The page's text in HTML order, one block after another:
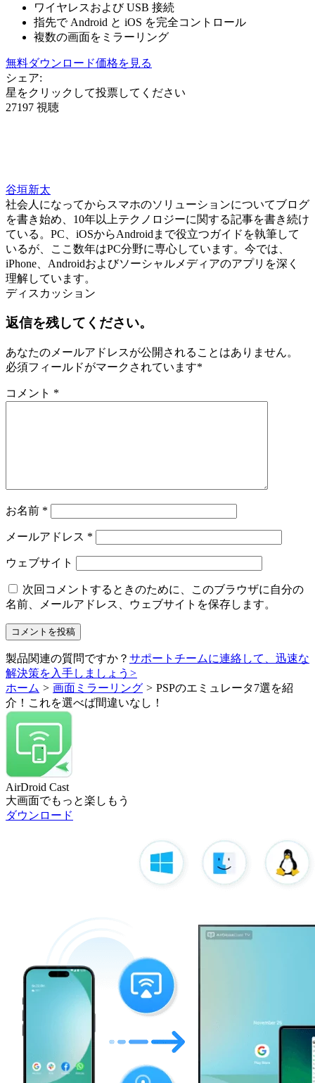
ワイヤレスおよび USB 接続
指先で Android と iOS を完全コントロール
複数の画面をミラーリング
無料ダウンロード価格を見る
シェア:
星をクリックして投票してください
27197 視聴
谷垣新太
社会人になってからスマホのソリューションについてブログ
を書き始め、10年以上テクノロジーに関する記事を書き続け
ている。PC、iOSからAndroidまで役立つガイドを執筆して
いるが、ここ数年はPC分野に専心しています。今では、
iPhone、Androidおよびソーシャルメディアのアプリを深く
理解しています。
ディスカッション
返信を残してください。
あなたのメールアドレスが公開されることはありません。
必須フィールドがマークされています*
コメント *
お名前 *
メールアドレス *
ウェブサイト
次回コメントするときのために、このブラウザに自分の
名前、メールアドレス、ウェブサイトを保存します。
製品関連の質問ですか？ サポートチームに連絡して、迅速な
解決策を入手しましょう >
ホーム > 画面ミラーリング > PSPのエミュレータ7選を紹
介！これを選べば間違いなし！
AirDroid Cast
大画面でもっと楽しもう
ダウンロード